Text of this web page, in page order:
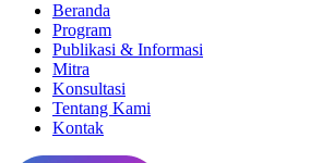
Beranda
Program
Publikasi & Informasi
Mitra
Konsultasi
Tentang Kami
Kontak